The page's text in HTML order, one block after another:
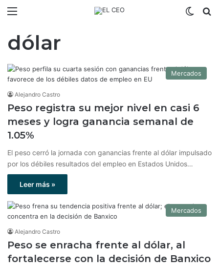
dólar
Mercados
Alejandro Castro
Peso registra su mejor nivel en casi 6
meses y logra ganancia semanal de
1.05%
El peso cerró la jornada con ganancias frente al dólar impulsado
por los débiles resultados del empleo en Estados Unidos…
Leer más »
Mercados
Alejandro Castro
Peso se enracha frente al dólar, al
fortalecerse con la decisión de Banxico